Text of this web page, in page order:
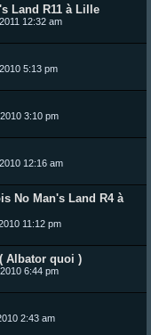
Land R11 à Lille
12:32 am
5:13 pm
3:10 pm
12:16 am
No Man's Land R4 à
11:12 pm
Albator quoi )
6:44 pm
2:43 am